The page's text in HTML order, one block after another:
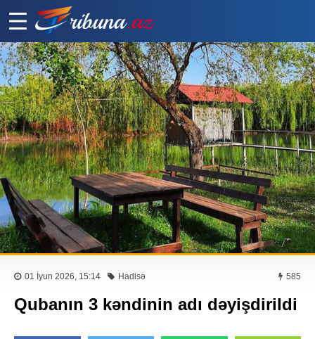
01 İyun 2026, 15:14 Hadisə 585
Qubanın 3 kəndinin adı dəyişdirildi